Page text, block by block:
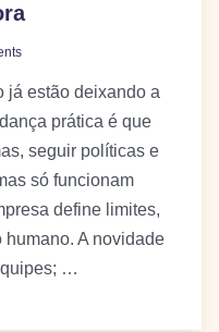
já estão deixando a
prática é que
seguir políticas e
só funcionam
define limites,
A novidade
…